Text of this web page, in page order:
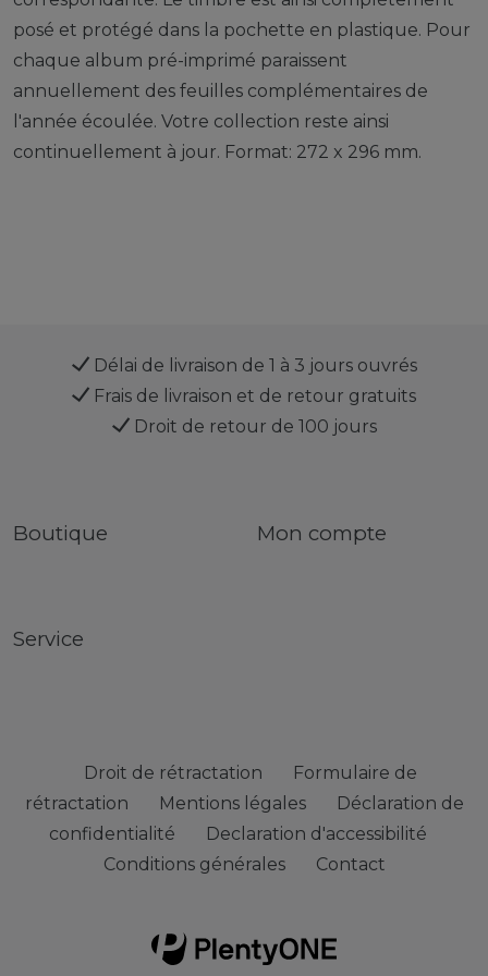
posé et protégé dans la pochette en plastique. Pour
chaque album pré-imprimé paraissent
annuellement des feuilles complémentaires de
l'année écoulée. Votre collection reste ainsi
continuellement à jour. Format: 272 x 296 mm.
Délai de livraison de 1 à 3 jours ouvrés
Frais de livraison et de retour gratuits
Droit de retour de 100 jours
Boutique Mon compte
Service
Droit de rétractation
Formulaire de
rétractation
Mentions légales
Déclaration de
confidentialité
Declaration d'accessibilité
Conditions générales
Contact